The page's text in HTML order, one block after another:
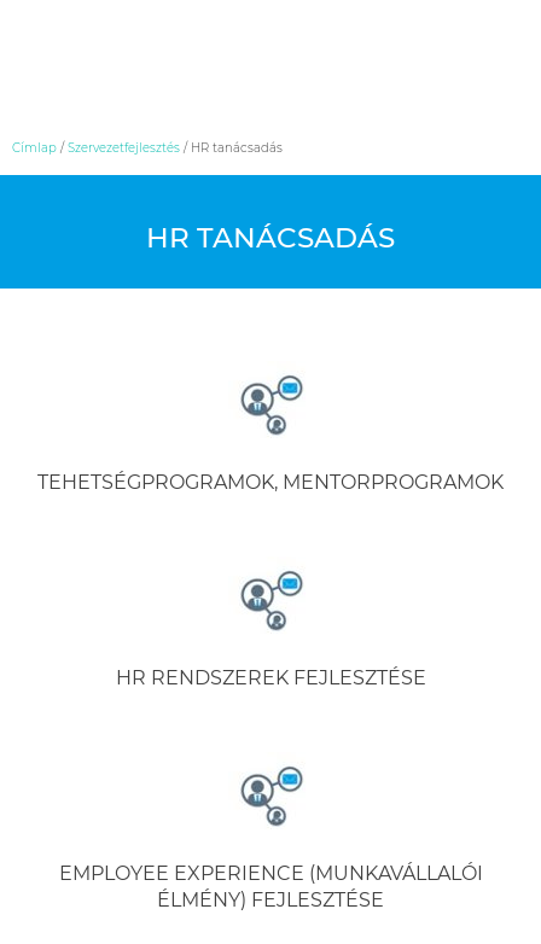
Címlap /Szervezetfejlesztés / HR tanácsadás
HR TANÁCSADÁS
TEHETSÉGPROGRAMOK, MENTORPROGRAMOK
HR RENDSZEREK FEJLESZTÉSE
EMPLOYEE EXPERIENCE (MUNKAVÁLLALÓI
ÉLMÉNY) FEJLESZTÉSE